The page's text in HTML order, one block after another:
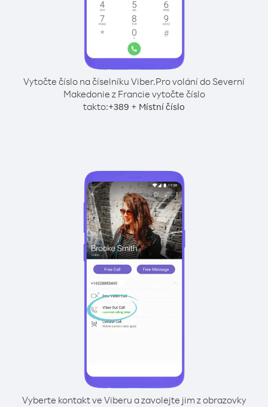
Vytočte číslo na číselníku Viber.Pro volání do Severní
Makedonie z Francie vytočte číslo
takto:+389 + Místní číslo
Vyberte kontakt ve Viberu a zavolejte jim z obrazovky